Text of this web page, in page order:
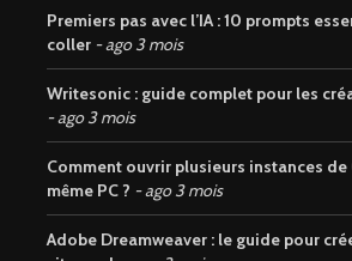
Premiers pas avec l’IA : 10 prompts
coller
ago 3 mois
Writesonic : guide complet pour les
ago 3 mois
Comment ouvrir plusieurs instances de
même PC ?
ago 3 mois
Adobe Dreamweaver : le guide pour